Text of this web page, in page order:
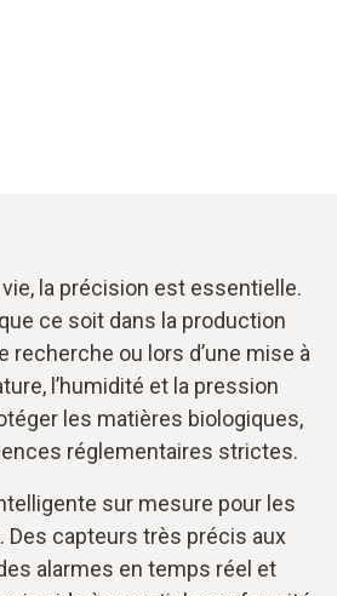
la précision est essentielle.
ce soit dans la production
recherche ou lors d’une mise à
l’humidité et la pression
les matières biologiques,
réglementaires strictes.
sur mesure pour les
capteurs très précis aux
alarmes en temps réel et